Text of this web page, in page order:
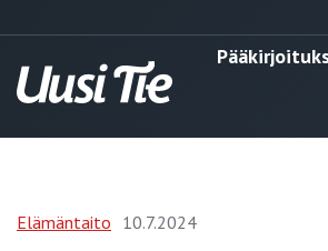
Elämäntaito 10.7.2024